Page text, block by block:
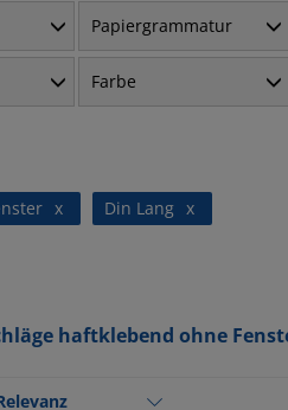
Papiergrammatur
Farbe
x x
Din Lang
haftklebend ohne